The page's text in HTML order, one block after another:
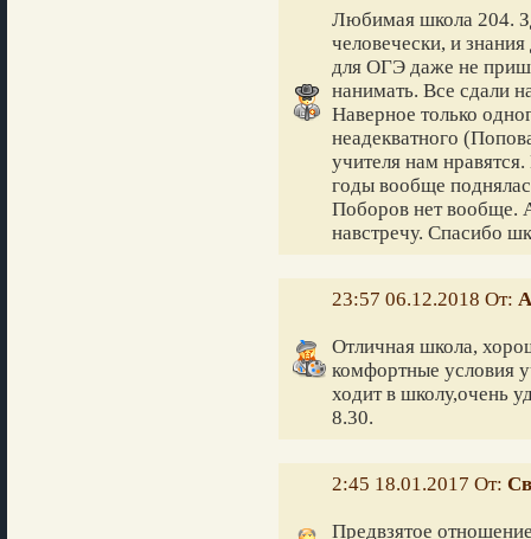
Любимая школа 204.
человечески, и
для ОГЭ даже не
нанимать. Все сдали
Наверное только
неадекватного
учителя нам
годы вообще
Поборов нет вообще.
навстречу. Спасибо
23:57 06.12.2018 От:
Отличная школа,
комфортные условия
ходит в школу,очень
8.30.
2:45 18.01.2017 От:
Предвзятое